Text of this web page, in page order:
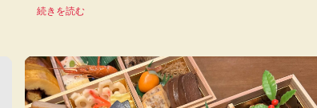
続きを読む